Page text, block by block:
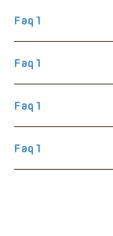
Faq1
Faq1
Faq1
Faq1